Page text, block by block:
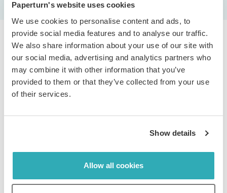
Paperturn's website uses cookies
We use cookies to personalise content and ads, to
provide social media features and to analyse our traffic.
We also share information about your use of our site with
our social media, advertising and analytics partners who
may combine it with other information that you’ve
provided to them or that they’ve collected from your use
of their services.
Show details
Allow all cookies
Von statischem PDF zu
kaufbarem Erlebnis in weniger
ihn mit Bulk-Linking kaufbar und verfolgen Sie alles. Kein
ersten Tag an konvertieren.